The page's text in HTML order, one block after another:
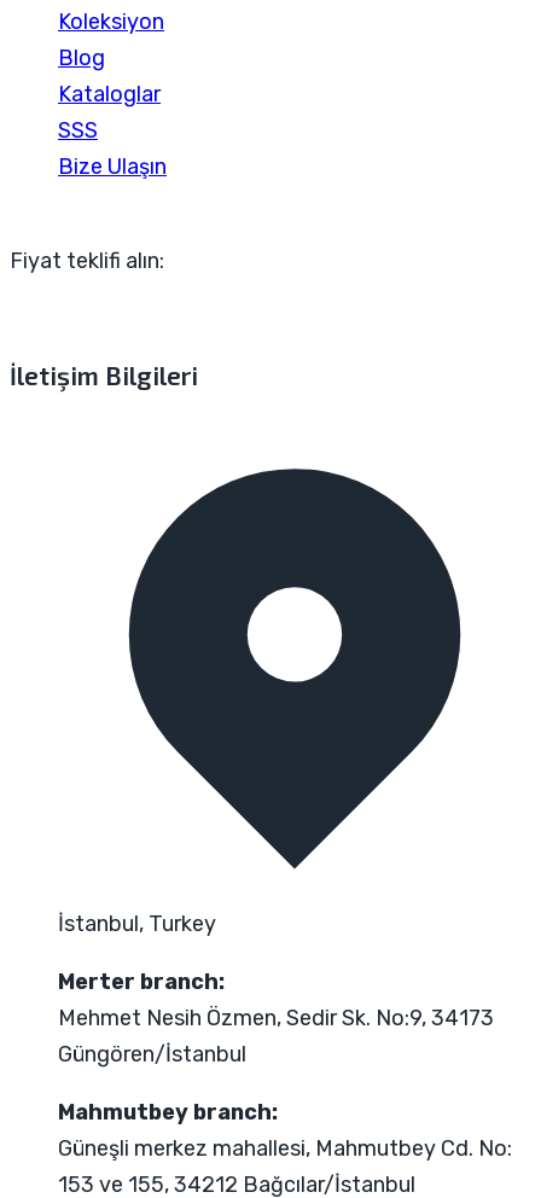
Koleksiyon
Blog
Kataloglar
SSS
Bize Ulaşın
Fiyat teklifi alın:
İletişim Bilgileri
İstanbul, Turkey
Merter branch:
Mehmet Nesih Özmen, Sedir Sk. No:9, 34173
Güngören/İstanbul
Mahmutbey branch:
Güneşli merkez mahallesi, Mahmutbey Cd. No:
153 ve 155, 34212 Bağcılar/İstanbul